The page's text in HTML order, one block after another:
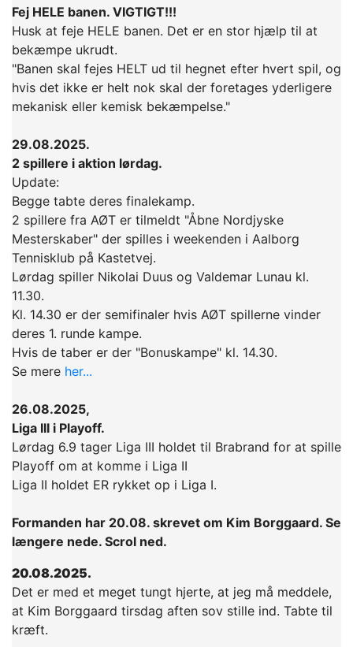
Fej HELE banen. VIGTIGT!!!
Husk at feje HELE banen. Det er en stor hjælp til at
bekæmpe ukrudt.
"Banen skal fejes HELT ud til hegnet efter hvert spil, og
hvis det ikke er helt nok skal der foretages yderligere
mekanisk eller kemisk bekæmpelse."
29.08.2025.
2 spillere i aktion lørdag.
Update:
Begge tabte deres finalekamp.
2 spillere fra AØT er tilmeldt "Åbne Nordjyske
Mesterskaber" der spilles i weekenden i Aalborg
Tennisklub på Kastetvej.
Lørdag spiller Nikolai Duus og Valdemar Lunau kl.
11.30.
Kl. 14.30 er der semifinaler hvis AØT spillerne vinder
deres 1. runde kampe.
Hvis de taber er der "Bonuskampe" kl. 14.30.
Se mere her...
26.08.2025,
Liga III i Playoff.
Lørdag 6.9 tager Liga III holdet til Brabrand for at spille
Playoff om at komme i Liga II
Liga II holdet ER rykket op i Liga I.
Formanden har 20.08. skrevet om Kim Borggaard. Se
længere nede. Scrol ned.
20.08.2025.
Det er med et meget tungt hjerte, at jeg må meddele,
at Kim Borggaard tirsdag aften sov stille ind. Tabte til
kræft.